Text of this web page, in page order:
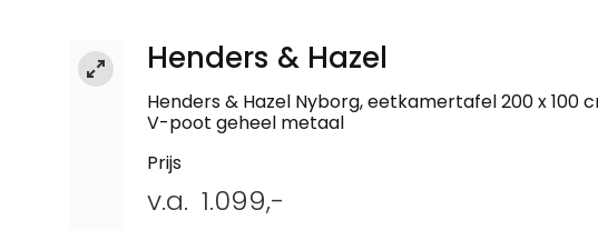
Henders & Hazel
Henders & Hazel Nyborg, eetkamertafel 200 x 100
V-poot geheel metaal
Prijs
v.a. 1.099,-